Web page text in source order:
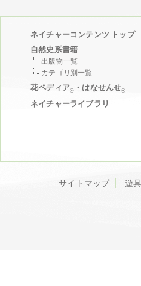
ネイチャーコンテンツ トップ
自然史系書籍
出版物一覧
カテゴリ別一覧
花ペディア® ・はなせんせ®
ネイチャーライブラリ
サイトマップ 遊